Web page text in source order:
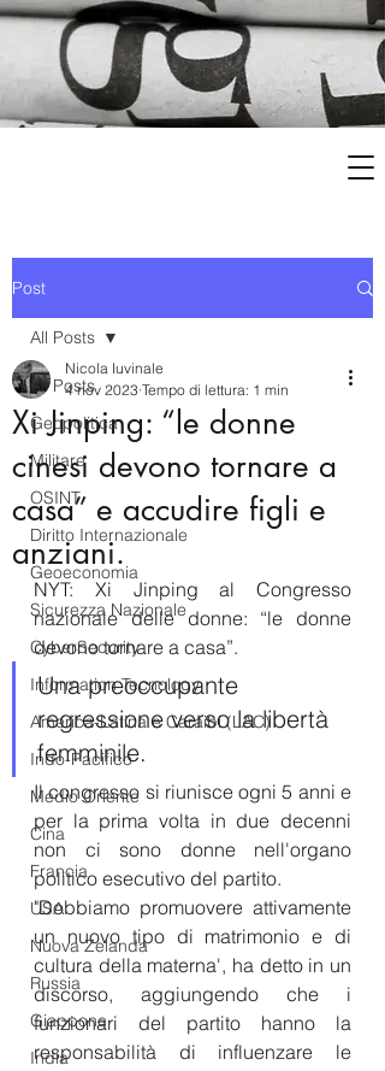
Post
All Posts
Geopolitica
Militare
OSINT
Diritto Internazionale
Geoeconomia
Sicurezza Nazionale
CyberSecurity
Information Tecnology
America-Latina e Caraibi (LAC)
Indo-Pacifico
Medio Oriente
Cina
Francia
USA
Nuova Zelanda
Russia
Giappone
India
All Posts
Xi Jinping: “le donne
cinesi devono tornare a
casa” e accudire figli e
anziani.
Nicola Iuvinale
4 nov 2023 Tempo di lettura: 1 min
NYT: Xi Jinping al Congresso
nazionale delle donne: “le donne
devono tornare a casa”.
Una preoccupante
regressione verso la libertà
femminile.
Il congresso si riunisce ogni 5 anni e
per la prima volta in due decenni
non ci sono donne nell'organo
politico esecutivo del partito.
"Dobbiamo promuovere attivamente
un nuovo tipo di matrimonio e di
cultura della materna', ha detto in un
discorso, aggiungendo che i
funzionari del partito hanno la
responsabilità di influenzare le